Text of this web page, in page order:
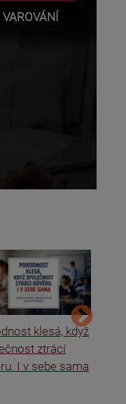
klesá, když
ztrácí
I v sebe sama